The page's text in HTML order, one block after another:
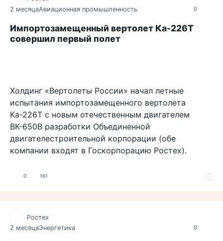
0
2 месяцаАвиационная промышленность
Импортозамещенный вертолет Ка-226Т
совершил первый полет
Холдинг «Вертолеты России» начал летные
испытания импортозамещенного вертолета
Ка-226Т с новым отечественным двигателем
ВК-650В разработки Объединенной
двигателестроительной корпорации (обе
компании входят в Госкорпорацию Ростех).
0 161
0
Ростех
2 месяцаЭнергетика